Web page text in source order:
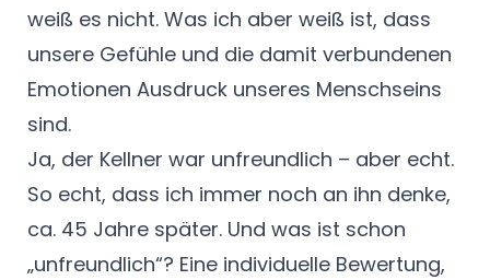
weiß es nicht. Was ich aber weiß ist, dass
unsere Gefühle und die damit verbundenen
Emotionen Ausdruck unseres Menschseins
sind.
Ja, der Kellner war unfreundlich – aber echt.
So echt, dass ich immer noch an ihn denke,
ca. 45 Jahre später. Und was ist schon
„unfreundlich“? Eine individuelle Bewertung,